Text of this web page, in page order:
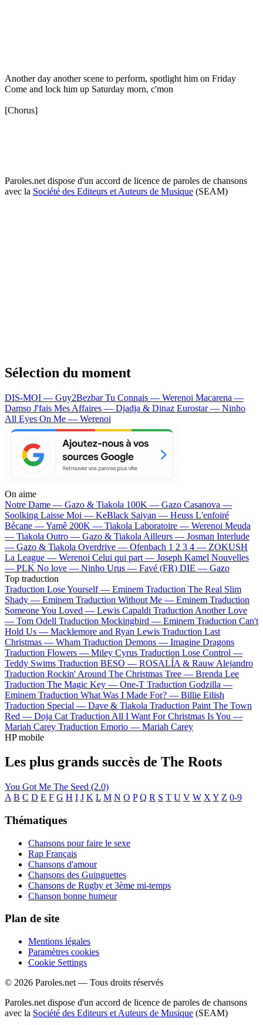
Another day another scene to perform, spotlight him on Friday
Come and lock him up Saturday morn, c'mon
[Chorus]
Paroles.net dispose d'un accord de licence de paroles de chansons
avec la Société des Editeurs et Auteurs de Musique (SEAM)
Sélection du moment
DIS-MOI — Guy2BezbarTu Connais — Werenoi Macarena —
Damso J'fais Mes Affaires — Djadja & Dinaz Eurostar — Ninho
All Eyes On Me — Werenoi
On aime
Notre Dame — Gazo & Tiakola 100K — Gazo Casanova —
Soolking Laisse Moi — KeBlack Saiyan — Heuss L'enfoiré
Bécane —Yamê 200K — Tiakola Laboratoire — Werenoi Meuda
— Tiakola Outro — Gazo & Tiakola Ailleurs — Josman Interlude
— Gazo & Tiakola Overdrive — Ofenbach 1 2 3 4 — ZOKUSH
La League — Werenoi Celui qui part — Joseph Kamel Nouvelles
— PLK No love — Ninho Urus — Favé (FR) DIE — Gazo
Top traduction
Traduction Lose Yourself — Eminem Traduction The Real Slim
Shady — Eminem Traduction Without Me — Eminem Traduction
Someone You Loved — Lewis Capaldi Traduction Another Love
— Tom Odell Traduction Mockingbird — Eminem Traduction Can't
Hold Us — Macklemore and Ryan Lewis Traduction Last
Christmas — Wham Traduction Demons — Imagine Dragons
Traduction Flowers — Miley Cyrus Traduction Lose Control —
Teddy Swims Traduction BESO — ROSALÍA & Rauw Alejandro
Traduction Rockin' Around The Christmas Tree — Brenda Lee
Traduction The Magic Key — One-T Traduction Godzilla —
Eminem Traduction What Was I Made For? — Billie Eilish
Traduction Special — Dave & Tiakola Traduction Paint The Town
Red — Doja Cat Traduction All I Want For Christmas Is You —
Mariah Carey Traduction Emorio — Mariah Carey
HP mobile
Les plus grands succès de The Roots
You Got Me The Seed (2.0)
A B C D E F G H I J K L M N O P Q R S T U V W X Y Z 0-9
Thématiques
Chansons pour faire le sexe
Rap Français
Chansons d'amour
Chansons des Guinguettes
Chansons de Rugby et 3ème mi-temps
Chanson bonne humeur
Plan de site
Mentions légales
Paramètres cookies
Cookie Settings
© 2026 Paroles.net — Tous droits réservés
Paroles.net dispose d'un accord de licence de paroles de chansons
avec la Société des Editeurs et Auteurs de Musique (SEAM)